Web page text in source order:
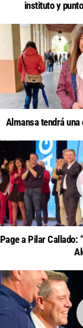
instituto y
Almansa tendrá
Page a Pilar Callado: